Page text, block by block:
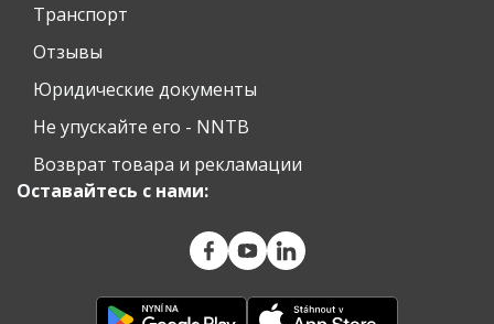
Транспорт
Отзывы
Юридические документы
Не упускайте его - NNTB
Возврат товара и рекламации
Оставайтесь с нами: